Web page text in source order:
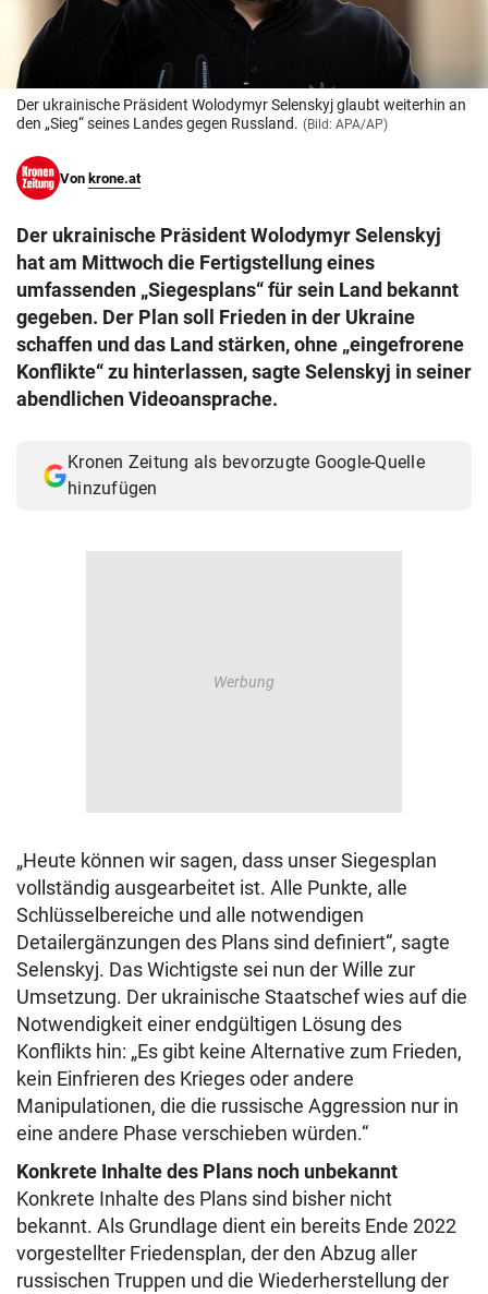
© Krone Multimedia GmbH & Co KG 2026
Muthgasse 2, 1190 Wien
Der ukrainische Präsident Wolodymyr Selenskyj glaubt weiterhin an
den „Sieg“ seines Landes gegen Russland. (Bild: APA/AP)
Von krone.at
Der ukrainische Präsident Wolodymyr Selenskyj
hat am Mittwoch die Fertigstellung eines
umfassenden „Siegesplans“ für sein Land bekannt
gegeben. Der Plan soll Frieden in der Ukraine
schaffen und das Land stärken, ohne „eingefrorene
Konflikte“ zu hinterlassen, sagte Selenskyj in seiner
abendlichen Videoansprache.
Kronen Zeitung als bevorzugte Google-Quelle
hinzufügen
„Heute können wir sagen, dass unser Siegesplan
vollständig ausgearbeitet ist. Alle Punkte, alle
Schlüsselbereiche und alle notwendigen
Detailergänzungen des Plans sind definiert“, sagte
Selenskyj. Das Wichtigste sei nun der Wille zur
Umsetzung. Der ukrainische Staatschef wies auf die
Notwendigkeit einer endgültigen Lösung des
Konflikts hin: „Es gibt keine Alternative zum Frieden,
kein Einfrieren des Krieges oder andere
Manipulationen, die die russische Aggression nur in
eine andere Phase verschieben würden.“
Konkrete Inhalte des Plans noch unbekannt
Konkrete Inhalte des Plans sind bisher nicht
bekannt. Als Grundlage dient ein bereits Ende 2022
vorgestellter Friedensplan, der den Abzug aller
russischen Truppen und die Wiederherstellung der